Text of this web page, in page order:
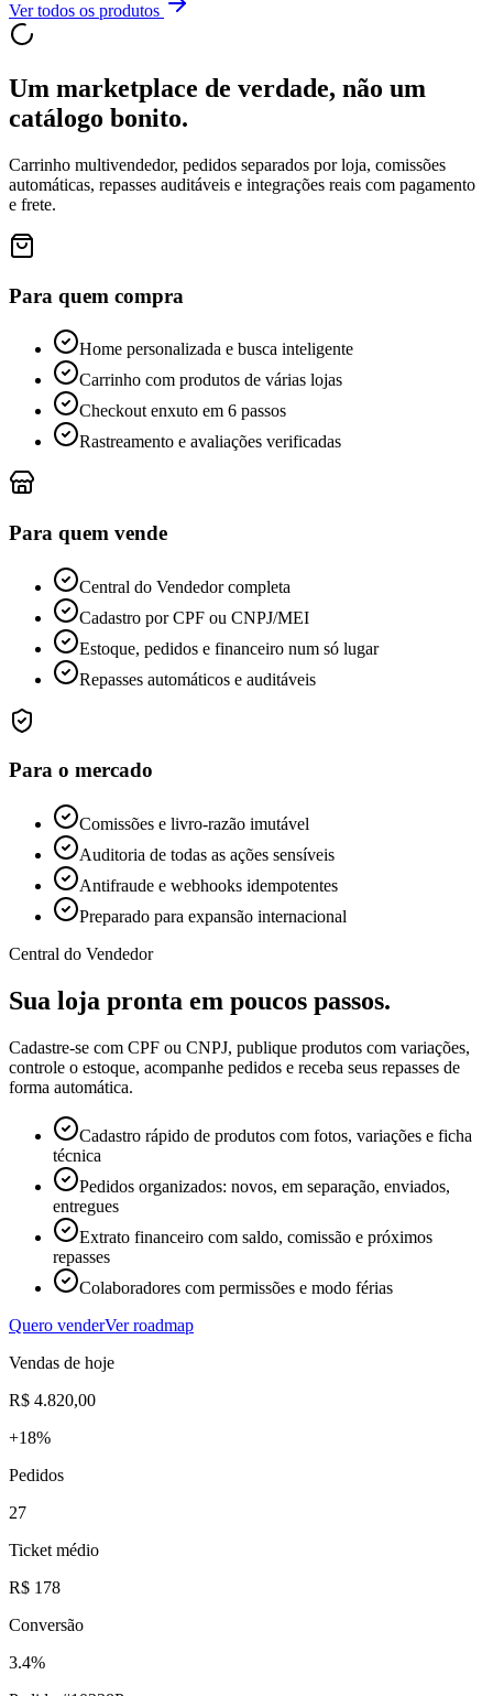
Ver todos os produtos
Um marketplace de verdade, não um
catálogo bonito.
Carrinho multivendedor, pedidos separados por loja, comissões
automáticas, repasses auditáveis e integrações reais com pagamento
e frete.
Para quem compra
Home personalizada e busca inteligente
Carrinho com produtos de várias lojas
Checkout enxuto em 6 passos
Rastreamento e avaliações verificadas
Para quem vende
Central do Vendedor completa
Cadastro por CPF ou CNPJ/MEI
Estoque, pedidos e financeiro num só lugar
Repasses automáticos e auditáveis
Para o mercado
Comissões e livro-razão imutável
Auditoria de todas as ações sensíveis
Antifraude e webhooks idempotentes
Preparado para expansão internacional
Central do Vendedor
Sua loja pronta em poucos passos.
Cadastre-se com CPF ou CNPJ, publique produtos com variações,
controle o estoque, acompanhe pedidos e receba seus repasses de
forma automática.
Cadastro rápido de produtos com fotos, variações e ficha
técnica
Pedidos organizados: novos, em separação, enviados,
entregues
Extrato financeiro com saldo, comissão e próximos
repasses
Colaboradores com permissões e modo férias
Quero venderVer roadmap
Vendas de hoje
R$ 4.820,00
+18%
Pedidos
27
Ticket médio
R$ 178
Conversão
3.4%